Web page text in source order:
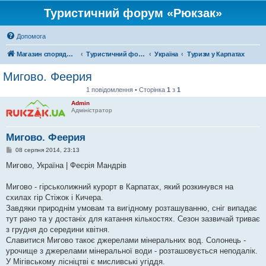
Туристичний форум «Рюкзак»
Допомога
Магазин спорядження Туристичний форум «Рюкзак» Україна Туризм у Карпатах
Мигово. Феерия
1 повідомлення • Сторінка 1 з 1
Admin
Адміністратор
Мигово. Феерия
П
в
о
л
е
н
я
08 серпня 2014, 23:13
Мигово, Україна | Феєрія Мандрів
Мигово - гірськолижний курорт в Карпатах, який розкинувся на
схилах гір Стіжок і Кичера.
Завдяки природнім умовам та вигідному розташуванню, сніг випадає
тут рано та у достаніх для катання кількостях. Сезон зазвичай триває
з грудня до середини квітня.
Славитися Мигово такоє джерелами мінеральних вод. Солонець -
урочище з джерелами мінеральної води - розташовується неподалік.
У Мігівському лісніцтві є мисливські угіддя.